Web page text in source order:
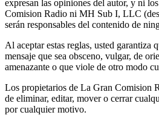
expresan las opiniones del autor, y ni
Comision Radio ni MH Sub I, LLC
serán responsables del contenido de
Al aceptar estas reglas, usted garantiza
mensaje que sea obsceno, vulgar, de
amenazante o que viole de otro modo
Los propietarios de La Gran Comision
de eliminar, editar, mover o cerrar
por cualquier motivo.